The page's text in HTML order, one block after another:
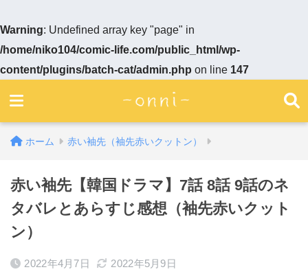
Warning: Undefined array key "page" in
/home/niko104/comic-life.com/public_html/wp-
content/plugins/batch-cat/admin.php on line 147
ホーム 赤い袖先（袖先赤いクットン）
赤い袖先【韓国ドラマ】7話 8話 9話のネ
タバレとあらすじ感想（袖先赤いクット
ン）
2022年4月7日 2022年5月9日